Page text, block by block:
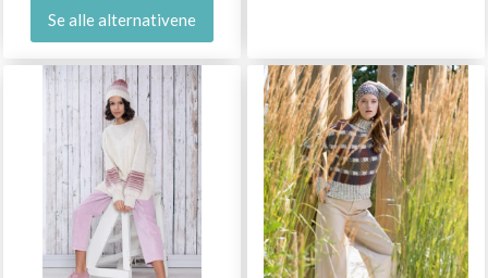
Se alle alternativene